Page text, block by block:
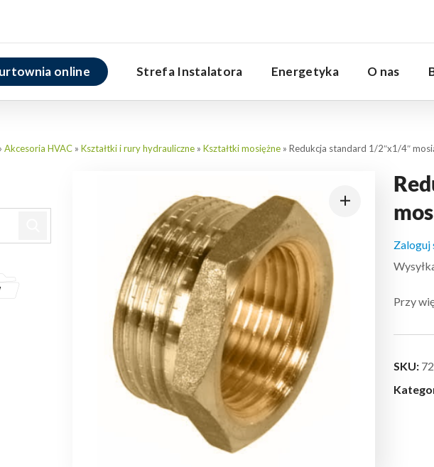
online Strefa Instalatora Energetyka O nas
Akcesoria HVAC » Kształtki i rury hydrauliczne » Kształtki mosiężne » Redukcja standard 1/2″x1/4″
Zaloguj
Przy
SKU: